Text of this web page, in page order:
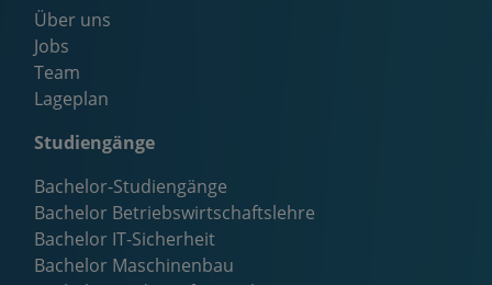
Über uns
Jobs
Team
Lageplan
Studiengänge
Bachelor-Studiengänge
Bachelor Betriebswirtschaftslehre
Bachelor IT-Sicherheit
Bachelor Maschinenbau